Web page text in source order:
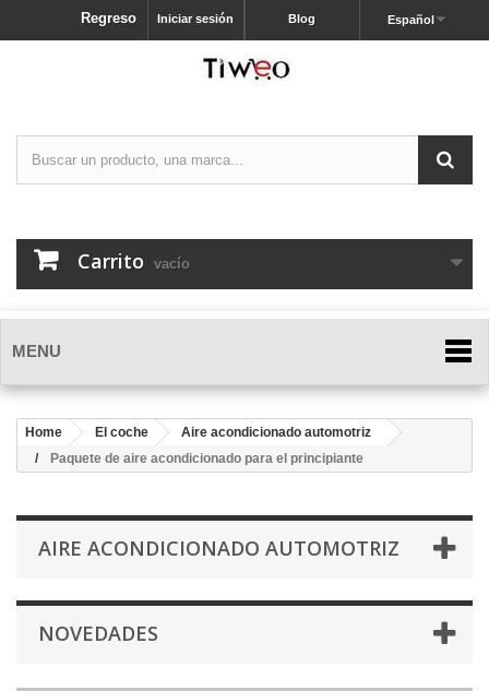
Español
Blog
Iniciar sesión
Regreso
Carrito vacío
MENU
Home El coche
Aire acondicionado automotriz
Paquete de aire acondicionado para el principiante
AIRE ACONDICIONADO AUTOMOTRIZ
NOVEDADES